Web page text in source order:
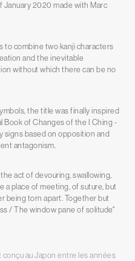
2020 made with Marc
to combine two kanji characters
and the inevitable
without which there can be no
the title was finally inspired
Book of Changes of the I Ching -
signs based on opposition and
antagonism.
act of devouring, swallowing,
a place of meeting, of suture, but
being torn apart. Together but
/ The window pane of solitude"
au Japon entre les années